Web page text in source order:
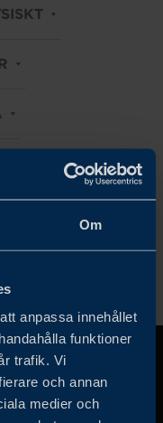
Om
anpassa innehållet
funktioner
trafik. Vi
och annan
medier och